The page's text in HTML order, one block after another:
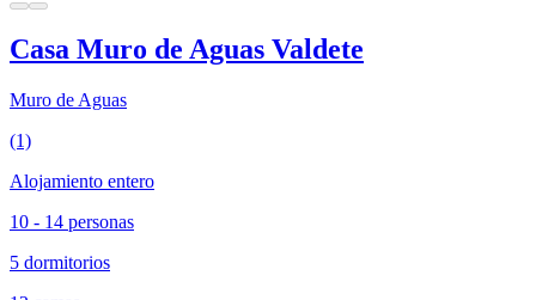
Casa Muro de Aguas Valdete
Muro de Aguas
(1)
Alojamiento entero
10 - 14 personas
5 dormitorios